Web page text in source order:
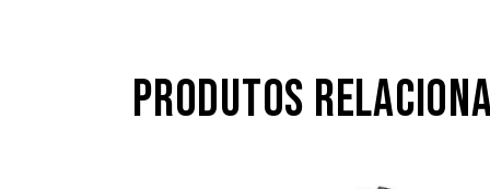
PRODUTOS